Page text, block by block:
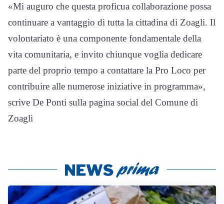
«Mi auguro che questa proficua collaborazione possa
continuare a vantaggio di tutta la cittadina di Zoagli. Il
volontariato è una componente fondamentale della
vita comunitaria, e invito chiunque voglia dedicare
parte del proprio tempo a contattare la Pro Loco per
contribuire alle numerose iniziative in programma»,
scrive De Ponti sulla pagina social del Comune di
Zoagli